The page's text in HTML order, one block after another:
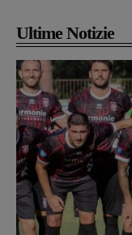
Ultime Notizie